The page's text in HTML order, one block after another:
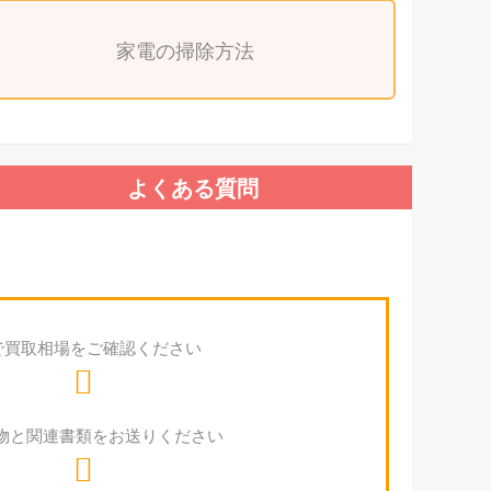
家電の掃除方法
よくある質問